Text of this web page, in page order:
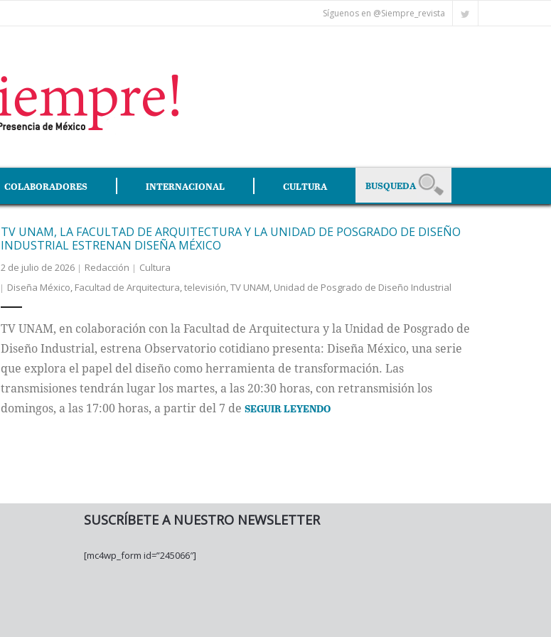
Síguenos en @Siempre_revista
COLABORADORES INTERNACIONAL CULTURA
TV UNAM, LA FACULTAD DE ARQUITECTURA Y LA UNIDAD DE POSGRADO DE DISEÑO
INDUSTRIAL ESTRENAN DISEÑA MÉXICO
2 de julio de 2026 Redacción
Cultura
Diseña México, Facultad de Arquitectura,televisión,TV UNAM, Unidad de Posgrado de Diseño Industrial
TV UNAM, en colaboración con la Facultad de Arquitectura y la Unidad de Posgrado de
Diseño Industrial, estrena Observatorio cotidiano presenta: Diseña México, una serie
que explora el papel del diseño como herramienta de transformación. Las
transmisiones tendrán lugar los martes, a las 20:30 horas, con retransmisión los
domingos, a las 17:00 horas, a partir del 7 de SEGUIR LEYENDO
SUSCRÍBETE A NUESTRO NEWSLETTER
[mc4wp_form id=”245066″]